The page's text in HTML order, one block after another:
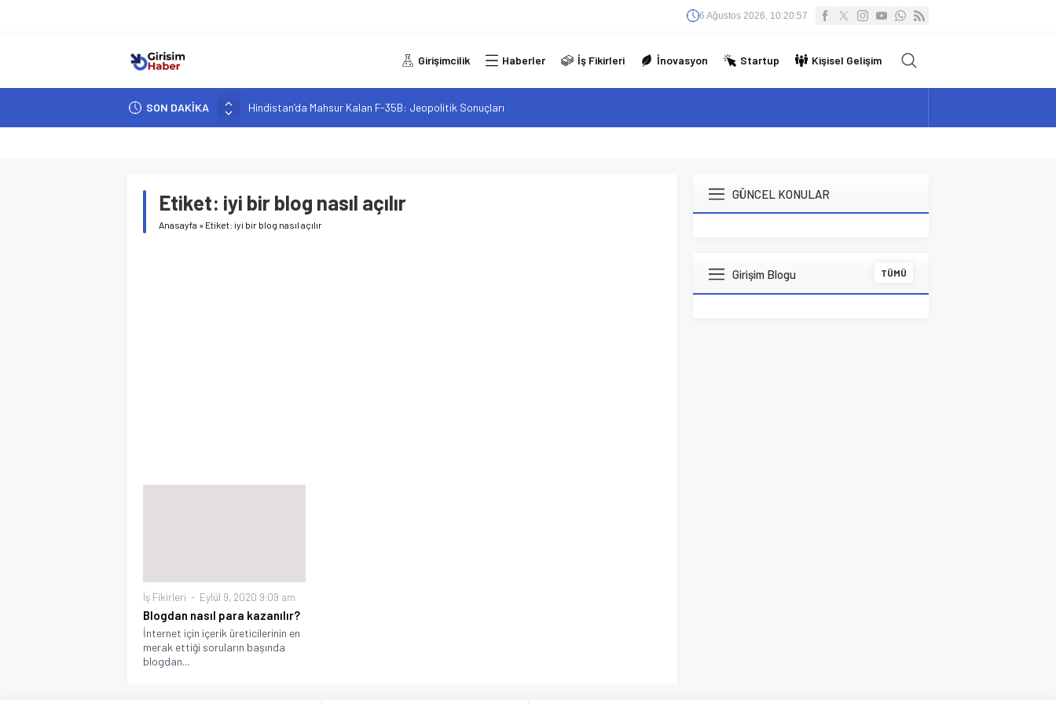
6 Ağustos 2026, 10:20:57
Girişimcilik Haberler İş Fikirleri İnovasyon Startup Kişisel Gelişim
SON DAKİKA
Hindistan’da Mahsur Kalan F-35B: Jeopolitik Sonuçları
Yapay Zeka Destekli Asistanlar: Elon Musk’tan Romantik Bir Hamle mi?
Girişimciler İçin MYK Belgeli Personel İstihdamı Neden Artık Bir Tercih Değil, Zorunluluk?
Etiket: iyi bir blog nasıl açılır
Anasayfa » Etiket: iyi bir blog nasıl açılır
İş Fikirleri Eylül 9, 2020 9:09 am
Blogdan nasıl para kazanılır?
İnternet için içerik üreticilerinin en
merak ettiği soruların başında
blogdan...
GÜNCEL KONULAR
Girişim Blogu TÜMÜ